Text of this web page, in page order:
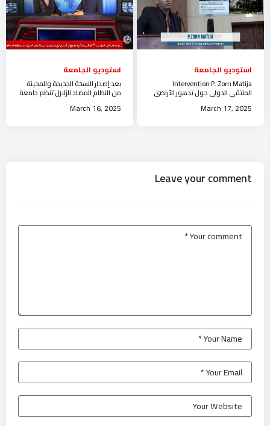
استوديو الجامعة
Intervention P. Zorn Matija
الملتقى الدولي حول تدهور الأراضي
March 17, 2025
استوديو الجامعة
بعد إصدار النسخة الجديدة والمحينة
من النظام المضاد للزلازل تنظم جامعة
March 16, 2025
Leave your comment